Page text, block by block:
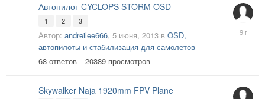
Автопилот CYCLOPS STORM OSD
1 2 3
Автор: andreilee666, 5 июня, 2013 в OSD,
автопилоты и стабилизация для самолетов
68 ответов 20389 просмотров
27
мая,
Skywalker Naja 1920mm FPV Plane